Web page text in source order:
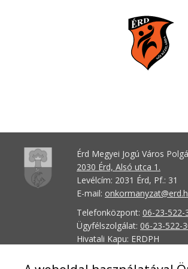
Érd Megyei Jogú Város
2030 Érd, Alsó utca 1.
Levélcím: 2031 Érd, Pf.: 31
E-mail:
Telefonközpont: 06-23-522-
Ügyfélszolgálat: 06-23-522-
Hivatali Kapu: ERDPH